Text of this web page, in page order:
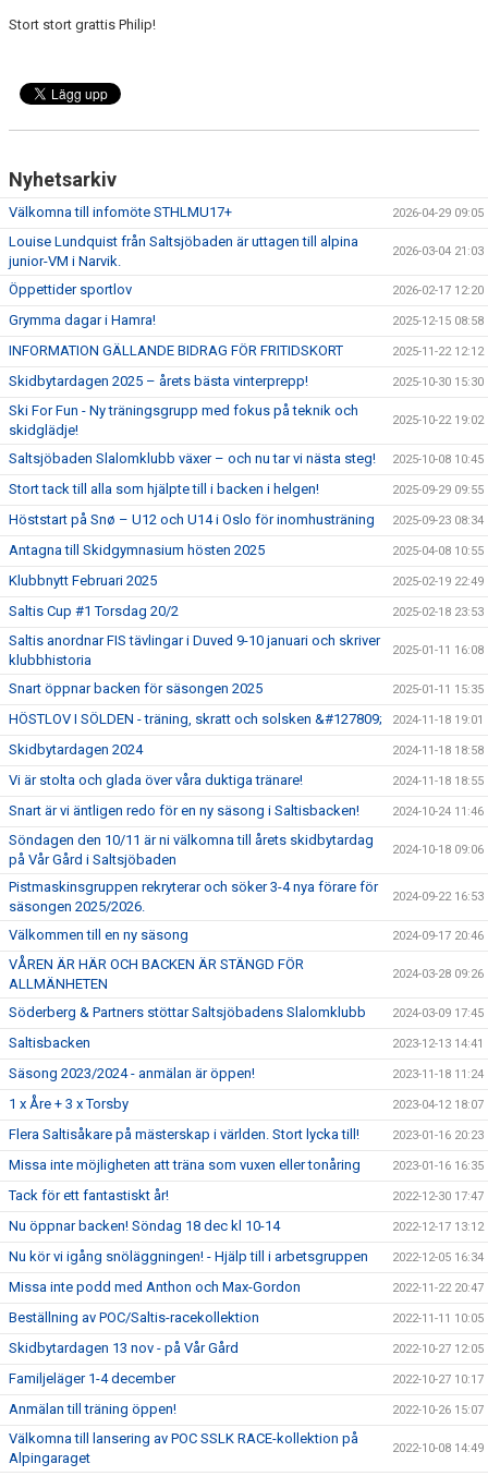
Stort stort grattis Philip!
Nyhetsarkiv
Välkomna till infomöte STHLMU17+ 2026-04-29 09:05
Louise Lundquist från Saltsjöbaden är uttagen till alpina
junior-VM i Narvik.
2026-03-04 21:03
Öppettider sportlov 2026-02-17 12:20
Grymma dagar i Hamra! 2025-12-15 08:58
INFORMATION GÄLLANDE BIDRAG FÖR FRITIDSKORT 2025-11-22 12:12
Skidbytardagen 2025 – årets bästa vinterprepp! 2025-10-30 15:30
Ski For Fun - Ny träningsgrupp med fokus på teknik och
skidglädje!
2025-10-22 19:02
Saltsjöbaden Slalomklubb växer – och nu tar vi nästa steg! 2025-10-08 10:45
Stort tack till alla som hjälpte till i backen i helgen! 2025-09-29 09:55
Höststart på Snø – U12 och U14 i Oslo för inomhusträning 2025-09-23 08:34
Antagna till Skidgymnasium hösten 2025 2025-04-08 10:55
Klubbnytt Februari 2025 2025-02-19 22:49
Saltis Cup #1 Torsdag 20/2 2025-02-18 23:53
Saltis anordnar FIS tävlingar i Duved 9-10 januari och skriver
klubbhistoria
2025-01-11 16:08
Snart öppnar backen för säsongen 2025 2025-01-11 15:35
HÖSTLOV I SÖLDEN - träning, skratt och solsken &#127809; 2024-11-18 19:01
Skidbytardagen 2024 2024-11-18 18:58
Vi är stolta och glada över våra duktiga tränare! 2024-11-18 18:55
Snart är vi äntligen redo för en ny säsong i Saltisbacken! 2024-10-24 11:46
Söndagen den 10/11 är ni välkomna till årets skidbytardag
på Vår Gård i Saltsjöbaden
2024-10-18 09:06
Pistmaskinsgruppen rekryterar och söker 3-4 nya förare för
säsongen 2025/2026.
2024-09-22 16:53
Välkommen till en ny säsong 2024-09-17 20:46
VÅREN ÄR HÄR OCH BACKEN ÄR STÄNGD FÖR
ALLMÄNHETEN
2024-03-28 09:26
Söderberg & Partners stöttar Saltsjöbadens Slalomklubb 2024-03-09 17:45
Saltisbacken 2023-12-13 14:41
Säsong 2023/2024 - anmälan är öppen! 2023-11-18 11:24
1 x Åre + 3 x Torsby 2023-04-12 18:07
Flera Saltisåkare på mästerskap i världen. Stort lycka till! 2023-01-16 20:23
Missa inte möjligheten att träna som vuxen eller tonåring 2023-01-16 16:35
Tack för ett fantastiskt år! 2022-12-30 17:47
Nu öppnar backen! Söndag 18 dec kl 10-14 2022-12-17 13:12
Nu kör vi igång snöläggningen! - Hjälp till i arbetsgruppen 2022-12-05 16:34
Missa inte podd med Anthon och Max-Gordon 2022-11-22 20:47
Beställning av POC/Saltis-racekollektion 2022-11-11 10:05
Skidbytardagen 13 nov - på Vår Gård 2022-10-27 12:05
Familjeläger 1-4 december 2022-10-27 10:17
Anmälan till träning öppen! 2022-10-26 15:07
Välkomna till lansering av POC SSLK RACE-kollektion på
Alpingaraget
2022-10-08 14:49